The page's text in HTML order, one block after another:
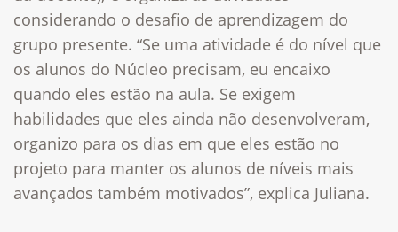
considerando o desafio de aprendizagem do
grupo presente. “Se uma atividade é do nível que
os alunos do Núcleo precisam, eu encaixo
quando eles estão na aula. Se exigem
habilidades que eles ainda não desenvolveram,
organizo para os dias em que eles estão no
projeto para manter os alunos de níveis mais
avançados também motivados”, explica Juliana.